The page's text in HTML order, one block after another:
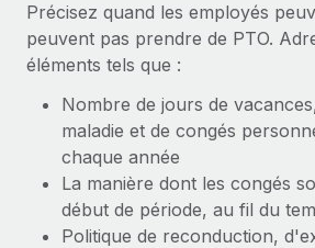
Précisez quand les employés
peuvent pas prendre de PTO.
éléments tels que :
Nombre de jours de
maladie et de congés
chaque année
La manière dont les congés
début de période, au fil du
Politique de reconduction,